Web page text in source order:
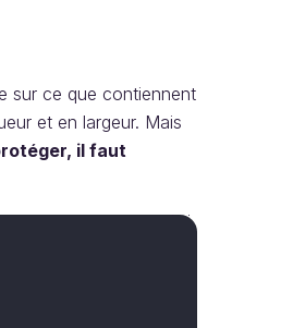
sur ce que contiennent
et en largeur. Mais
il faut